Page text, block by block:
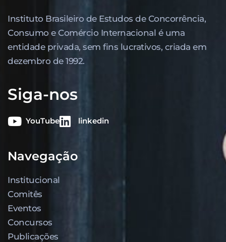
Instituto Brasileiro de Estudos de Concor­rência,
Consumo e Comércio Internacional é uma
entidade privada, sem fins lucrativos, criada em
dezembro de 1992.
Siga-nos
YouTube linkedin
Navegação
Institucional
Comitês
Eventos
Concursos
Publicações